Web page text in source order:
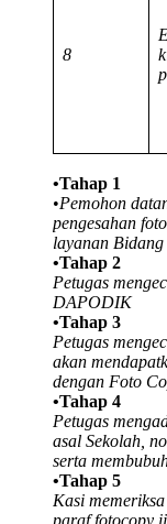
8
•Tahap 1
•Pemohon
pengesahan
layanan
•Tahap 2
Petugas
DAPODIK
•Tahap 3
Petugas
akan
dengan Foto
•Tahap 4
Petugas
asal Sekolah,
serta
•Tahap 5
Kasi
paraf fotocopy